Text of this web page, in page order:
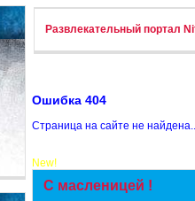
Развлекательный портал
Ошибка 404
Страница на сайте не
New!
С масленицей !